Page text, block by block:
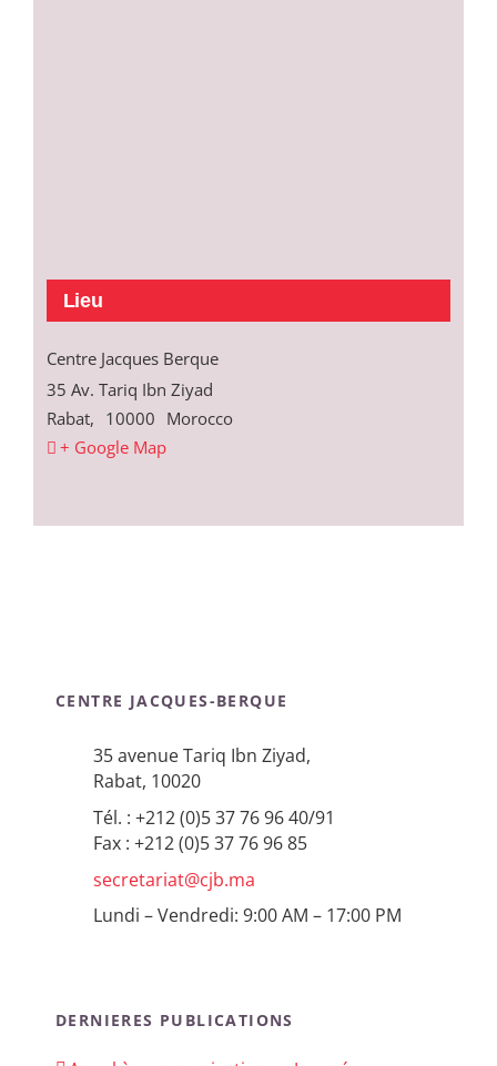
Lieu
Centre Jacques Berque
35 Av. Tariq Ibn Ziyad
Rabat, 10000 Morocco
+ Google Map
CENTRE JACQUES-BERQUE
35 avenue Tariq Ibn Ziyad,
Rabat, 10020
Tél. : +212 (0)5 37 76 96 40/91
Fax : +212 (0)5 37 76 96 85
secretariat@cjb.ma
Lundi – Vendredi: 9:00 AM – 17:00 PM
DERNIERES PUBLICATIONS